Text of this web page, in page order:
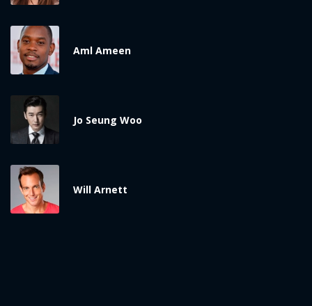
Aml Ameen
Jo Seung Woo
Will Arnett